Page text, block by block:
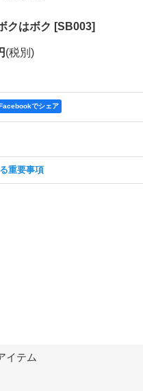
クはボク [SB003]
(税別)
でシェア
重要事項
イテム